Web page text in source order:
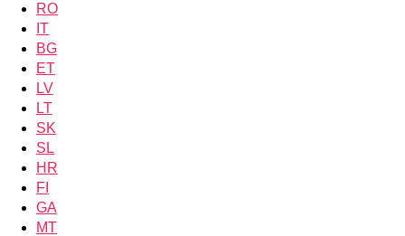
RO
IT
BG
ET
LV
LT
SK
SL
HR
FI
GA
MT